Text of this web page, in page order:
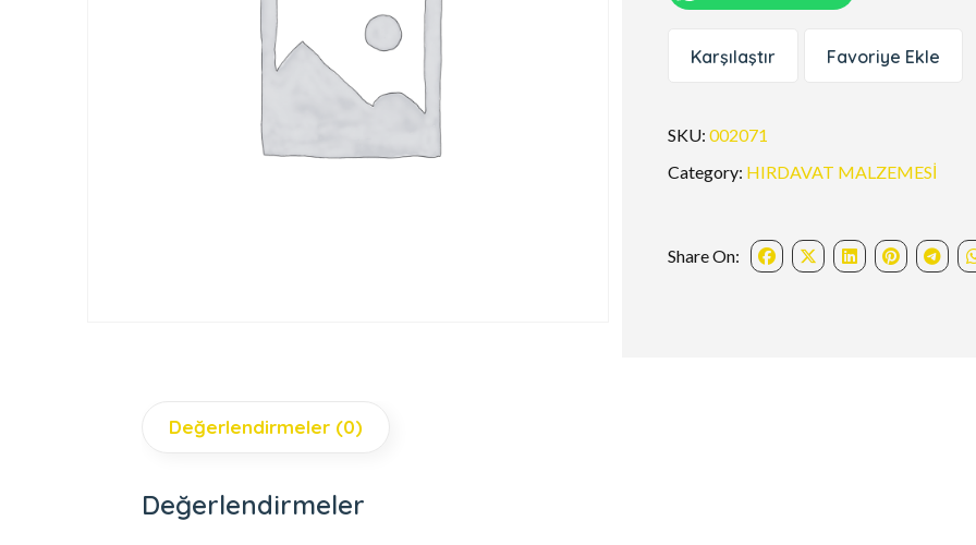
Karşılaştır Favoriye Ekle
SKU:002071
Category: HIRDAVAT MALZEMESİ
Share On:
Değerlendirmeler (0)
Değerlendirmeler